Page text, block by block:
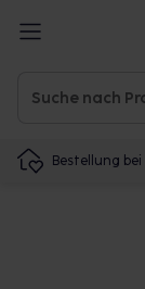
Bestellung bei